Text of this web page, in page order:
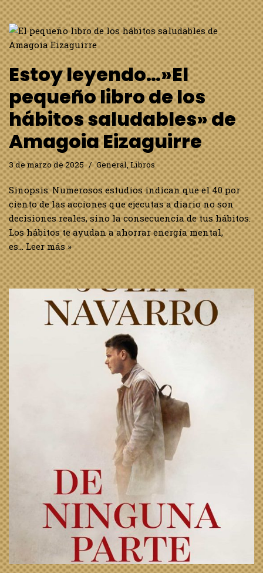
Estoy leyendo…»El
pequeño libro de los
hábitos saludables» de
Amagoia Eizaguirre
3 de marzo de 2025 General,Libros
Sinopsis: Numerosos estudios indican que el 40 por
ciento de las acciones que ejecutas a diario no son
decisiones reales, sino la consecuencia de tus hábitos.
Los hábitos te ayudan a ahorrar energía mental,
es…Leer más »